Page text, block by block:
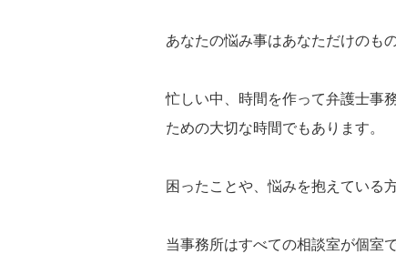
あなたの悩み事はあなただけのも
忙しい中、時間を作って弁護士事
ための大切な時間でもあります。
困ったことや、悩みを抱えている
当事務所はすべての相談室が個室